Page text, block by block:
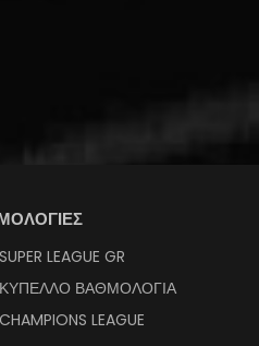
LEAGUE GR
ΒΑΘΜΟΛΟΓΙΑ
LEAGUE